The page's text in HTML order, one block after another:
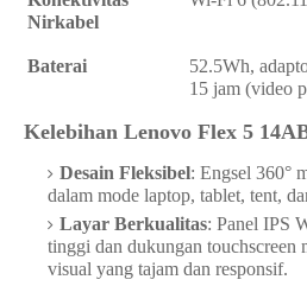
Nirkabel
Baterai
52.5Wh,
15 jam (video
Kelebihan Lenovo Flex 5
Desain Fleksibel: Engsel 360°
dalam mode laptop, tablet, tent,
Layar Berkualitas: Panel IPS
tinggi dan dukungan touchscreen
visual yang tajam dan responsif.